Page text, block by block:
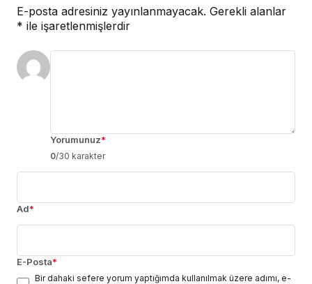
E-posta adresiniz yayınlanmayacak. Gerekli alanlar
* ile işaretlenmişlerdir
Yorumunuz*
0/30 karakter
Ad*
E-Posta*
Bir dahaki sefere yorum yaptığımda kullanılmak üzere adımı, e-